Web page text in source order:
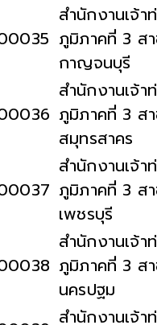
สำนักงานเจ้า
ภูมิภาคที่ 3 ส
กาญจนบุรี
สำนักงานเจ้า
ภูมิภาคที่ 3 ส
สมุทรสาคร
สำนักงานเจ้า
ภูมิภาคที่ 3 ส
เพชรบุรี
สำนักงานเจ้า
ภูมิภาคที่ 3 ส
นครปฐม
สำนักงานเจ้า